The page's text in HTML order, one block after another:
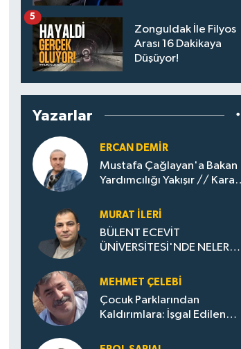
Zonguldak İle Filyos
Arası 16 Dakikaya
Düşüyor!
5
Yazarlar
ERCAN DEMIR
Mustafa Çağlayan'a Bakan
Yardımcılığı Yakışır // ​Kara
Zonguldak'ın Dönüşümü..
MURAT İLERI
BÜLENT ECEVİT
ÜNİVERSİTESİ'NDE NELER
MEHMET ÇELEBI
Çocuk Parklarından
Kaldırımlara: İşgal Edilen
Evler Çöp Dolu